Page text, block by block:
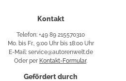
Kontakt
Telefon: +49 89 215570310
Mo. bis Fr., 9:00 Uhr bis 18:00 Uhr
E-Mail: service@autorenwelt.de
Oder per Kontakt-Formular.
Gefördert durch